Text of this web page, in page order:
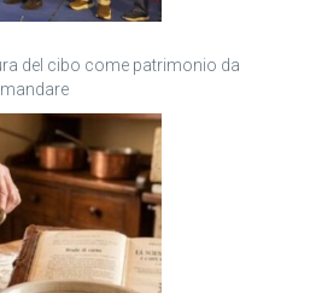
del cibo come patrimonio da